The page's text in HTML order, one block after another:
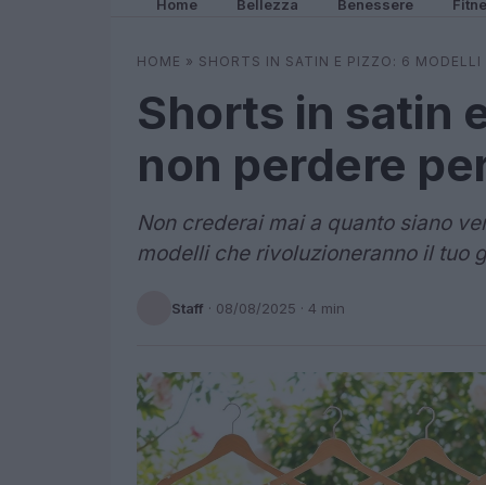
Home Bellezza Benessere
HOME » SHORTS IN SATIN E PIZZO: 6 MODELLI
Shorts in satin
non perdere
Non crederai mai a quanto siano
modelli che rivoluzioneranno il tuo
Staff · 08/08/2025 · 4 min